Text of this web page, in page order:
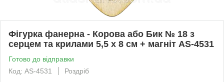
Фігурка фанерна - Корова або Бик № 18 з
серцем та крилами 5,5 х 8 см + магніт AS-4531
Готово до відправки
Код: AS-4531
Роздріб